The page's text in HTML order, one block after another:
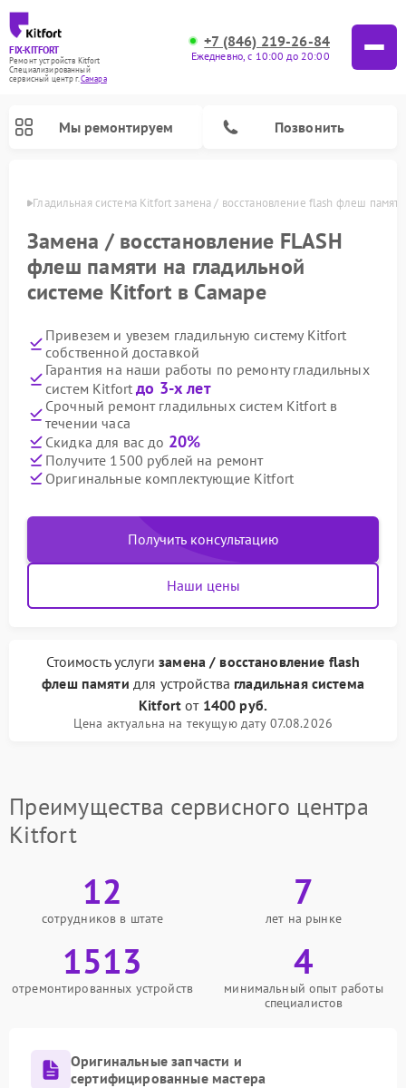
FIX-KITFORT
Ремонт устройств Kitfort
Специализированный
cервисный центр г.Самара
+7 (846) 219-26-84
Ежедневно, с 10:00 до 20:00
Мы ремонтируем Позвонить
Гладильная система Kitfort замена / восстановление flash флеш
Замена / восстановление FLASH
флеш памяти на гладильной
системе Kitfort в Самаре
Привезем и увезем гладильную систему Kitfort
собственной доставкой
Гарантия на наши работы по ремонту гладильных
систем Kitfortдо 3-х лет
Срочный ремонт гладильных систем Kitfort в
течении часа
Скидка для вас до 20%
Получите 1500 рублей на ремонт
Оригинальные комплектующие Kitfort
Получить консультацию
Наши цены
Стоимость услугизамена / восстановление flash
флеш памяти для устройства гладильная система
Kitfort от 1400 руб.
Цена актуальна на текущую дату 07.08.2026
Преимущества сервисного центра
Kitfort
12
сотрудников в штате
7
лет на рынке
1513
отремонтированных устройств
4
минимальный опыт работы
специалистов
Оригинальные запчасти и
сертифицированные мастера